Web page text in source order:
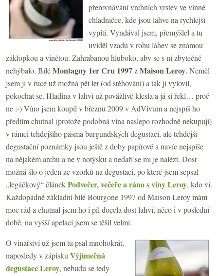
přerovnávání vrchních vrstev ve vinné
chladničce, kde jsou lahve na rychlejší
vypití. Vyndával jsem, přemýšlel a tu
uviděl vzadu v rohu láhev se známou
záklopkou a vinětou. Zahrabanou hluboko, aby se s ní zbytečně
nehýbalo. BíléMontagny 1er Cru 1997zMaison Leroy. Neměl
jsem ji v ruce už možná pět let (od stěhování) a tak ji vylovil,
pokochat se. Hladina v lahvi už povážlivě klesla a já si řekl… proč
ne :-) Víno jsem koupil v březnu 2009 v AdVivum a nejspíš ho
předtím chutnal (protože podobná vína naslepo rozhodně nekupuji)
v rámci tehdejšího pásma burgundských degustací, ale tehdejší
degustační poznámky jsou ještě z doby papírové a navíc nejspíše
na nějakém archu a ne v notýsku a nedaří se mi je nalézt. Dost
možná šlo o jeden ze vzorků na degustaci, po které jsem sepsal
„legáčkový“ článekPodvečer, večeře a ráno s víny Leroy, kdo ví.
Každopádně základní bílé Bourgone 1997 od Maison Leroy mám
moc rád a chutnal jsem ho i pil docela dost lahví, něco i v poslední
době, na vyšší apelaci jsem se těšil velmi.
O vinařství už jsem tu psal mnohokrát,
naposledy v zápisku Výjimečná
degustace Leroy, nebudu se tedy